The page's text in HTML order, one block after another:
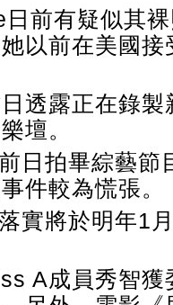
前有疑似其
以前在美國
透露正在錄製
壇。
日拍畢綜藝節
件較為慌張。
實將於明年1
A成員秀智獲